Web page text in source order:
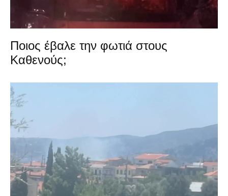
Ποιος έβαλε την φωτιά στους
Καθενούς;